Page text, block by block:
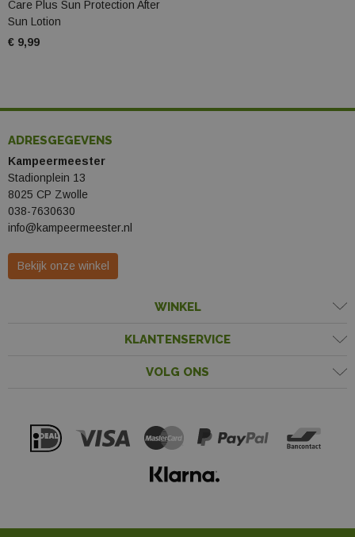
Care Plus Sun Protection After
Sun Lotion
€ 9,99
ADRESGEGEVENS
Kampeermeester
Stadionplein 13
8025 CP Zwolle
038-7630630
info@kampeermeester.nl
Bekijk onze winkel
WINKEL
KLANTENSERVICE
VOLG ONS